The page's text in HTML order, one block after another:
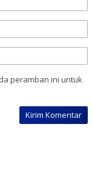
peramban ini untuk